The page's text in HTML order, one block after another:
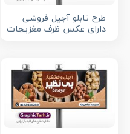
طرح تابلو آجیل فروشی
دارای عکس ظرف مغزیجات